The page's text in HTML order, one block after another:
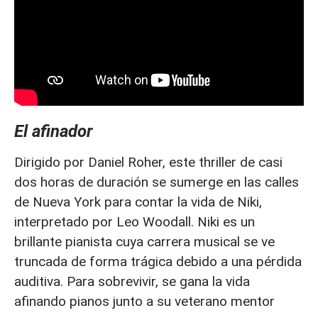
El afinador
Dirigido por Daniel Roher, este thriller de casi
dos horas de duración se sumerge en las calles
de Nueva York para contar la vida de Niki,
interpretado por Leo Woodall. Niki es un
brillante pianista cuya carrera musical se ve
truncada de forma trágica debido a una pérdida
auditiva. Para sobrevivir, se gana la vida
afinando pianos junto a su veterano mentor